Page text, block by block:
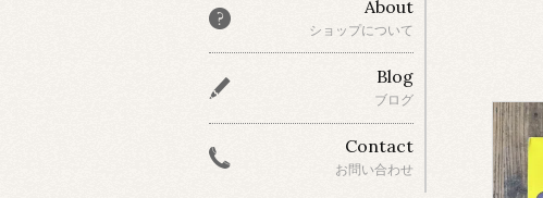
About
ショップについて
Blog
ブログ
Contact
お問い合わせ